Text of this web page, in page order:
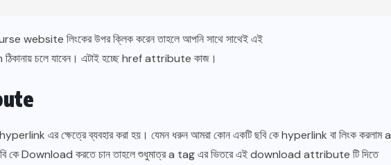
website লিংকের উপর ক্লিক করেন তাহলে আপনি সাথে সাথেই এই
চলে যাবেন। এটাই হচ্ছে href attribute কাজ।
এর ক্ষেত্রে ব্যবহার করা হয়। যেমন ধরুন আমরা কোন একটি ছবি কে hyperlink বা লিংক করলাম a
কে Download করতে চান তাহলে শুধুমাত্র a tag এর ভিতরে এই download attribute টি দিতে